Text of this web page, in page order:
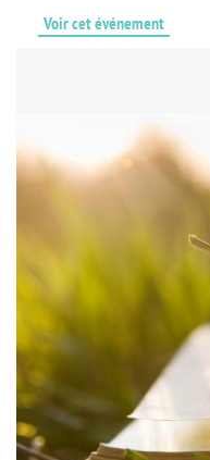
Voir cet événement